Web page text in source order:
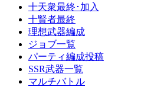
十天衆最終･加入
十賢者最終
理想武器編成
ジョブ一覧
パーティ編成投稿
SSR武器一覧
マルチバトル